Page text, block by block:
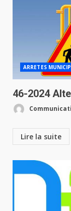
ARRETES
46-2024
Lire la suite